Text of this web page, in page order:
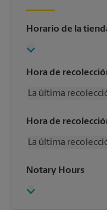
Horario de la
Hora de
La última
Miércoles
Viernes
Domingo
Hora de
La última
Miércoles
Viernes
Notary Hours